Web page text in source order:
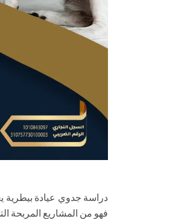
دراسة جدوي عيادة بيطرية
فهو من المشاريع المربحة